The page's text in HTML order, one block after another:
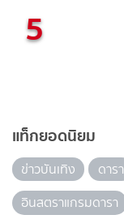
5
แท็กยอดนิยม
ข่าวบันเทิง ดารา
อินสตราแกรมดารา